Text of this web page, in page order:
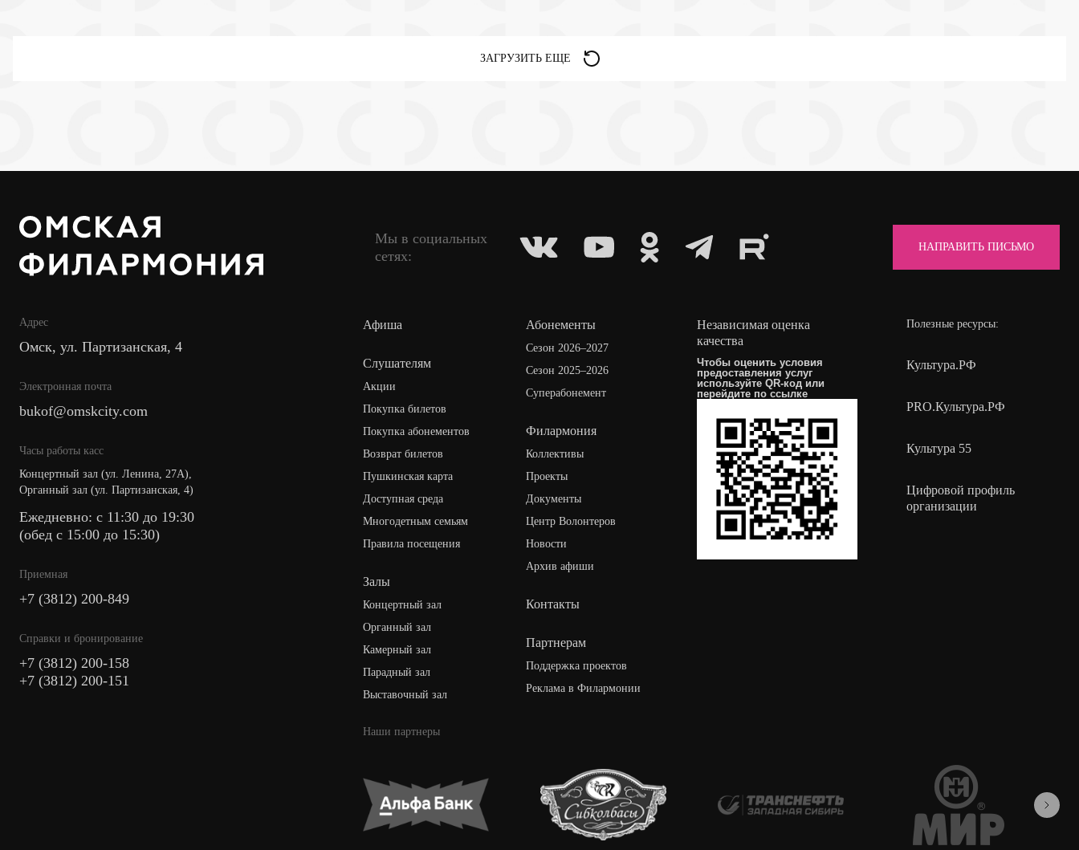
ЗАГРУЗИТЬ ЕЩЕ
Мы в социальных
сетях:
НАПРАВИТЬ ПИСЬМО
Адрес
Омск, ул. Партизанская, 4
Электронная почта
bukof@omskcity.com
Часы работы касс
Концертный зал (ул. Ленина, 27А),
Органный зал (ул. Партизанская, 4)
Ежедневно: с 11:30 до 19:30
(обед с 15:00 до 15:30)
Приемная
+7 (3812) 200-849
Cправки и бронирование
+7 (3812) 200-158
+7 (3812) 200-151
Афиша
Слушателям
Акции
Покупка билетов
Покупка абонементов
Возврат билетов
Пушкинская карта
Доступная среда
Многодетным семьям
Правила посещения
Залы
Концертный зал
Органный зал
Камерный зал
Парадный зал
Выставочный зал
Абонементы
Сезон 2026–2027
Сезон 2025–2026
Суперабонемент
Филармония
Коллективы
Проекты
Документы
Центр Волонтеров
Новости
Архив афиши
Контакты
Партнерам
Поддержка проектов
Реклама в Филармонии
Независимая оценка
качества
Чтобы оценить условия
предоставления услуг
используйте QR-код или
перейдите поссылке
Полезные ресурсы:
Культура.РФ
PRO.Культура.РФ
Культура 55
Цифровой профиль
организации
Наши партнеры